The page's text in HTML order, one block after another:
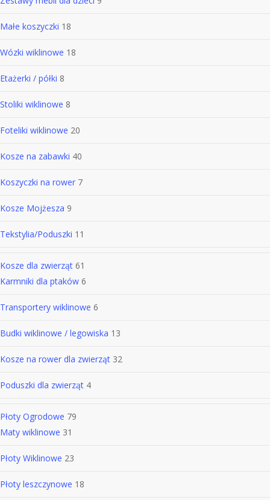
Małe koszyczki 18
Wózki wiklinowe 18
Etażerki / półki 8
Stoliki wiklinowe 8
Foteliki wiklinowe 20
Kosze na zabawki 40
Koszyczki na rower 7
Kosze Mojżesza 9
Tekstylia/Poduszki 11
Kosze dla zwierząt 61
Karmniki dla ptaków 6
Transportery wiklinowe 6
Budki wiklinowe / legowiska 13
Kosze na rower dla zwierząt 32
Poduszki dla zwierząt 4
Płoty Ogrodowe 79
Maty wiklinowe 31
Płoty Wiklinowe 23
Płoty leszczynowe 18